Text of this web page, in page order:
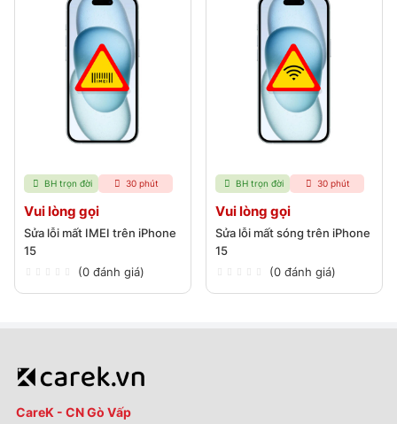
BH trọn đời 30 phút
Vui lòng gọi
Sửa lỗi mất IMEI trên iPhone
15
(0 đánh giá)
BH trọn đời 30 phút
Vui lòng gọi
Sửa lỗi mất sóng trên iPhone
15
(0 đánh giá)
CareK - CN Gò Vấp